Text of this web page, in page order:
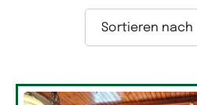
Sortieren nach